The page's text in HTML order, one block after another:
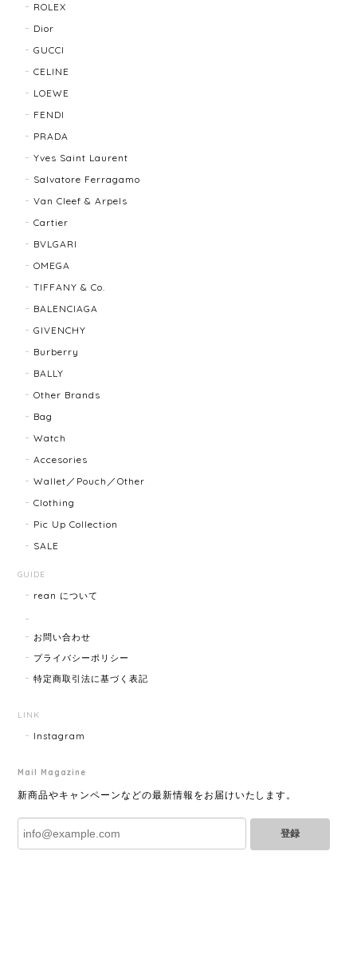
でした！ありがとうございました。また機会ありまし
たら利用させていただきたいと思いました🙇‍♀️
迅速に対応してくださり、ありがとうございます。 品
物の状態も良く、満足しております🥰 また機会があり
ましたらよろしくお願いします！
はぜんぜんわからずとても綺麗で素敵な時計でとても
気にいりました。 いつも迅速な発送と綺麗な商品ばか
りなので安心して購入できます。ありがとうございま
2025/06/28
とても綺麗なお品でした✨ ありがとうございました！
ROLEX
Dior
GUCCI
CELINE
LOEWE
FENDI
PRADA
Yves Saint Laurent
Salvatore Ferragamo
Van Cleef & Arpels
Cartier
BVLGARI
OMEGA
TIFFANY & Co.
BALENCIAGA
GIVENCHY
Burberry
BALLY
Other Brands
Bag
Watch
Accesories
Wallet／Pouch／Other
Clothing
Pic Up Collection
SALE
GUIDE
rean について
お問い合わせ
プライバシーポリシー
特定商取引法に基づく表記
LINK
Instagram
Mail Magazine
新商品やキャンペーンなどの最新情報をお届けいたします。
登録